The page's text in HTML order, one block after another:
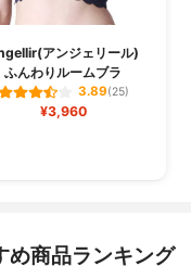
アンジェリール)
ふんわりルームブラ
3.89(25)
¥3,960
め商品ランキング